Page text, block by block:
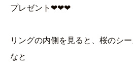
プレゼント❤❤❤
リングの内側を見ると、桜のシ
なと